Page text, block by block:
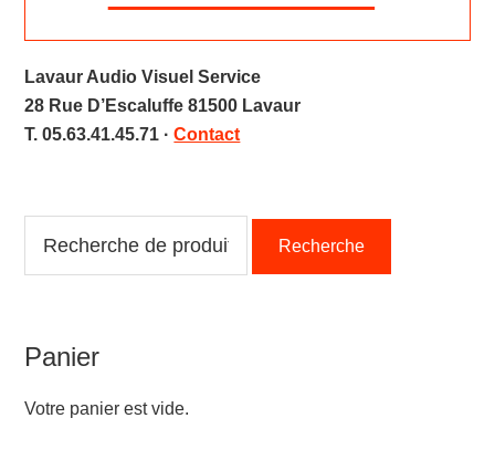
Lavaur Audio Visuel Service
28 Rue D’Escaluffe 81500 Lavaur
T. 05.63.41.45.71 ·Contact
pour :
Recherche
Panier
Votre panier est vide.